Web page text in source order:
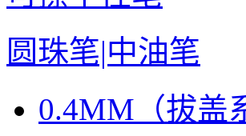
圆珠笔|中油笔
0.4MM（拔盖